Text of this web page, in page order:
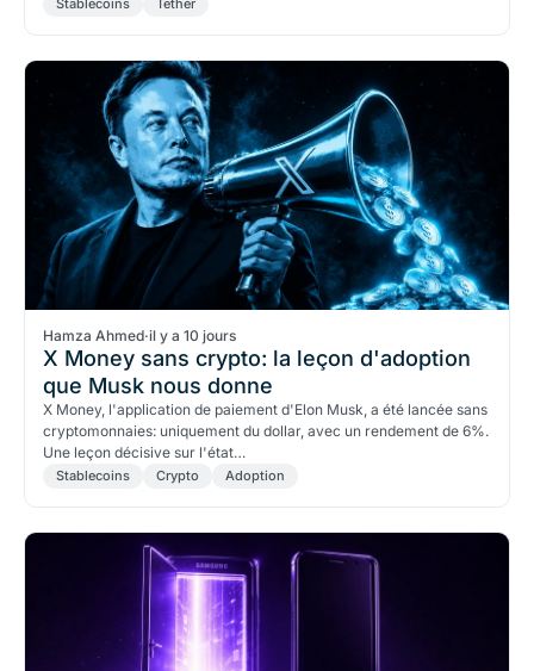
Stablecoins Tether
Hamza Ahmed·il y a 10 jours
X Money sans crypto: la leçon d'adoption
que Musk nous donne
X Money, l'application de paiement d'Elon Musk, a été lancée sans
cryptomonnaies: uniquement du dollar, avec un rendement de 6%.
Une leçon décisive sur l'état…
Stablecoins Crypto Adoption